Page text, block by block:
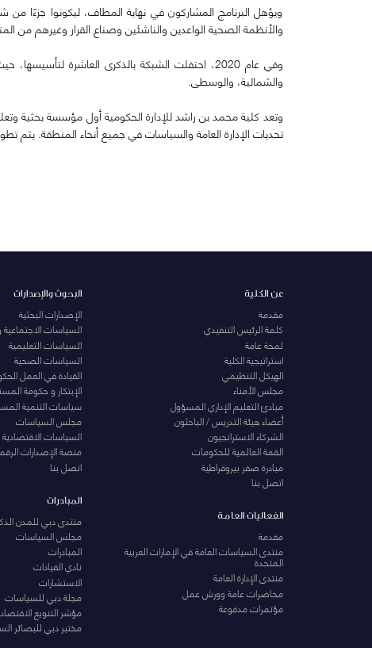
ويؤهل البرنامج المشاركون في نهاية المطاف، ليكونوا جزءًا
والأنظمة الصحية الواعدين والناشئين وصناع القرار وغيرهم
والشمالية، والوسطى.
وتعد كلية محمد بن راشد للإدارة الحكومية أول مؤسسة بحثية
تحديات الإدارة العامة والسياسات في جميع أنحاء المنطقة. يتم
عن الكلية
مقدمة
كلمة الرئيس التنفيذي
لمحة عامة
استراتيجية الكلية
الهيكل التنظيمي
مجلس الأمناء
مبادئ التعليم الإداري المسؤول
أعضاء هيئة التدريس / الباحثون
الشركاء الاستراتجيون
القمة العالمية للحكومات
مبادرة صفر بيروقراطية
اتصل بنا
الفعاليات العامة
مقدمة
منتدى السياسات العامة في الإمارات العربية
المتحدة
منتدى الإدارة العامة
محاضرات عامة وورش عمل
مؤتمرات مدفوعة
البحوث والإصدارات
الإصدارات البحثية
السياسات الاجتماعية
السياسات التعليمية
السياسات الصحية
القيادة في العمل
الإبتكار و حكومة
سياسات التنمية
مجلس السياسات
السياسات الاقتصادية
منصة الإصدارات
اتصل بنا
المبادرات
منتدى دبي للمدن
مجلس السياسات
المبادرات
نادي القيادات
الاستشارات
مجلة دبي للسياسات
مؤشر التنويع
مختبر دبي للبصائر